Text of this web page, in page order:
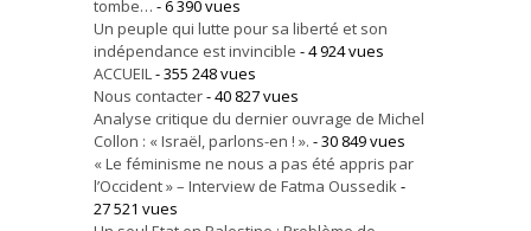
tombe… - 6 390 vues
Un peuple qui lutte pour sa liberté et son
indépendance est invincible - 4 924 vues
ACCUEIL- 355 248 vues
Nous contacter- 40 827 vues
Analyse critique du dernier ouvrage de Michel
Collon : « Israël, parlons-en ! ». - 30 849 vues
« Le féminisme ne nous a pas été appris par
l’Occident » – Interview de Fatma Oussedik-
27 521 vues